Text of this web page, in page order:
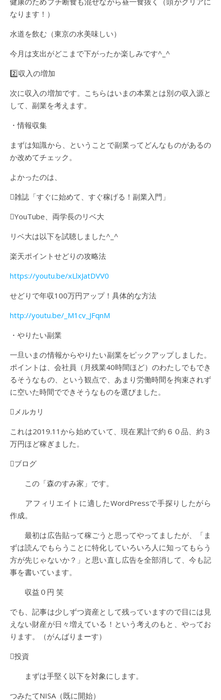
なります！）
水道を飲む（東京の水美味しい）
今月は支出がどこまで下がったか楽しみです^_^
2️⃣収入の増加
次に収入の増加です。こちらはいまの本業とは別の収入源と
して、副業を考えます。
・情報収集
まずは知識から、ということで副業ってどんなものがあるの
か改めてチェック。
よかったのは、
雑誌「すぐに始めて、すぐ稼げる！副業入門」
YouTube、両学長のリベ大
リベ大は以下を試聴しました^_^
楽天ポイントせどりの攻略法
https://youtu.be/xLlxJatDVV0
せどりで年収100万円アップ！具体的な方法
http://youtu.be/_M1cv_JFqnM
・やりたい副業
一旦いまの情報からやりたい副業をピックアップしました。
ポイントは、会社員（月残業40時間ほど）のわたしでもでき
るそうなもの、という観点で、あまり労働時間を拘束されず
に空いた時間でできそうなものを選びました。
メルカリ
これは2019.11から始めていて、現在累計で約６０品、約３
万円ほど稼ぎました。
ブログ
この「森のすみ家」です。
アフィリエイトに適したWordPressで手探りしたがら
作成。
最初は広告貼って稼ごうと思ってやってましたが、「ま
ずは読んでもらうことに特化していろいろ人に知ってもらう
方が先じゃないか？」と思い直し広告を全部消して、今も記
事を書いています。
収益０円 笑
でも、記事は少しずつ資産として残っていますので目には見
えない財産が日々増えている！という考えのもと、やってお
ります。（がんばりまーす）
投資
まずは手堅く以下を対象にします。
つみたてNISA（既に開始）